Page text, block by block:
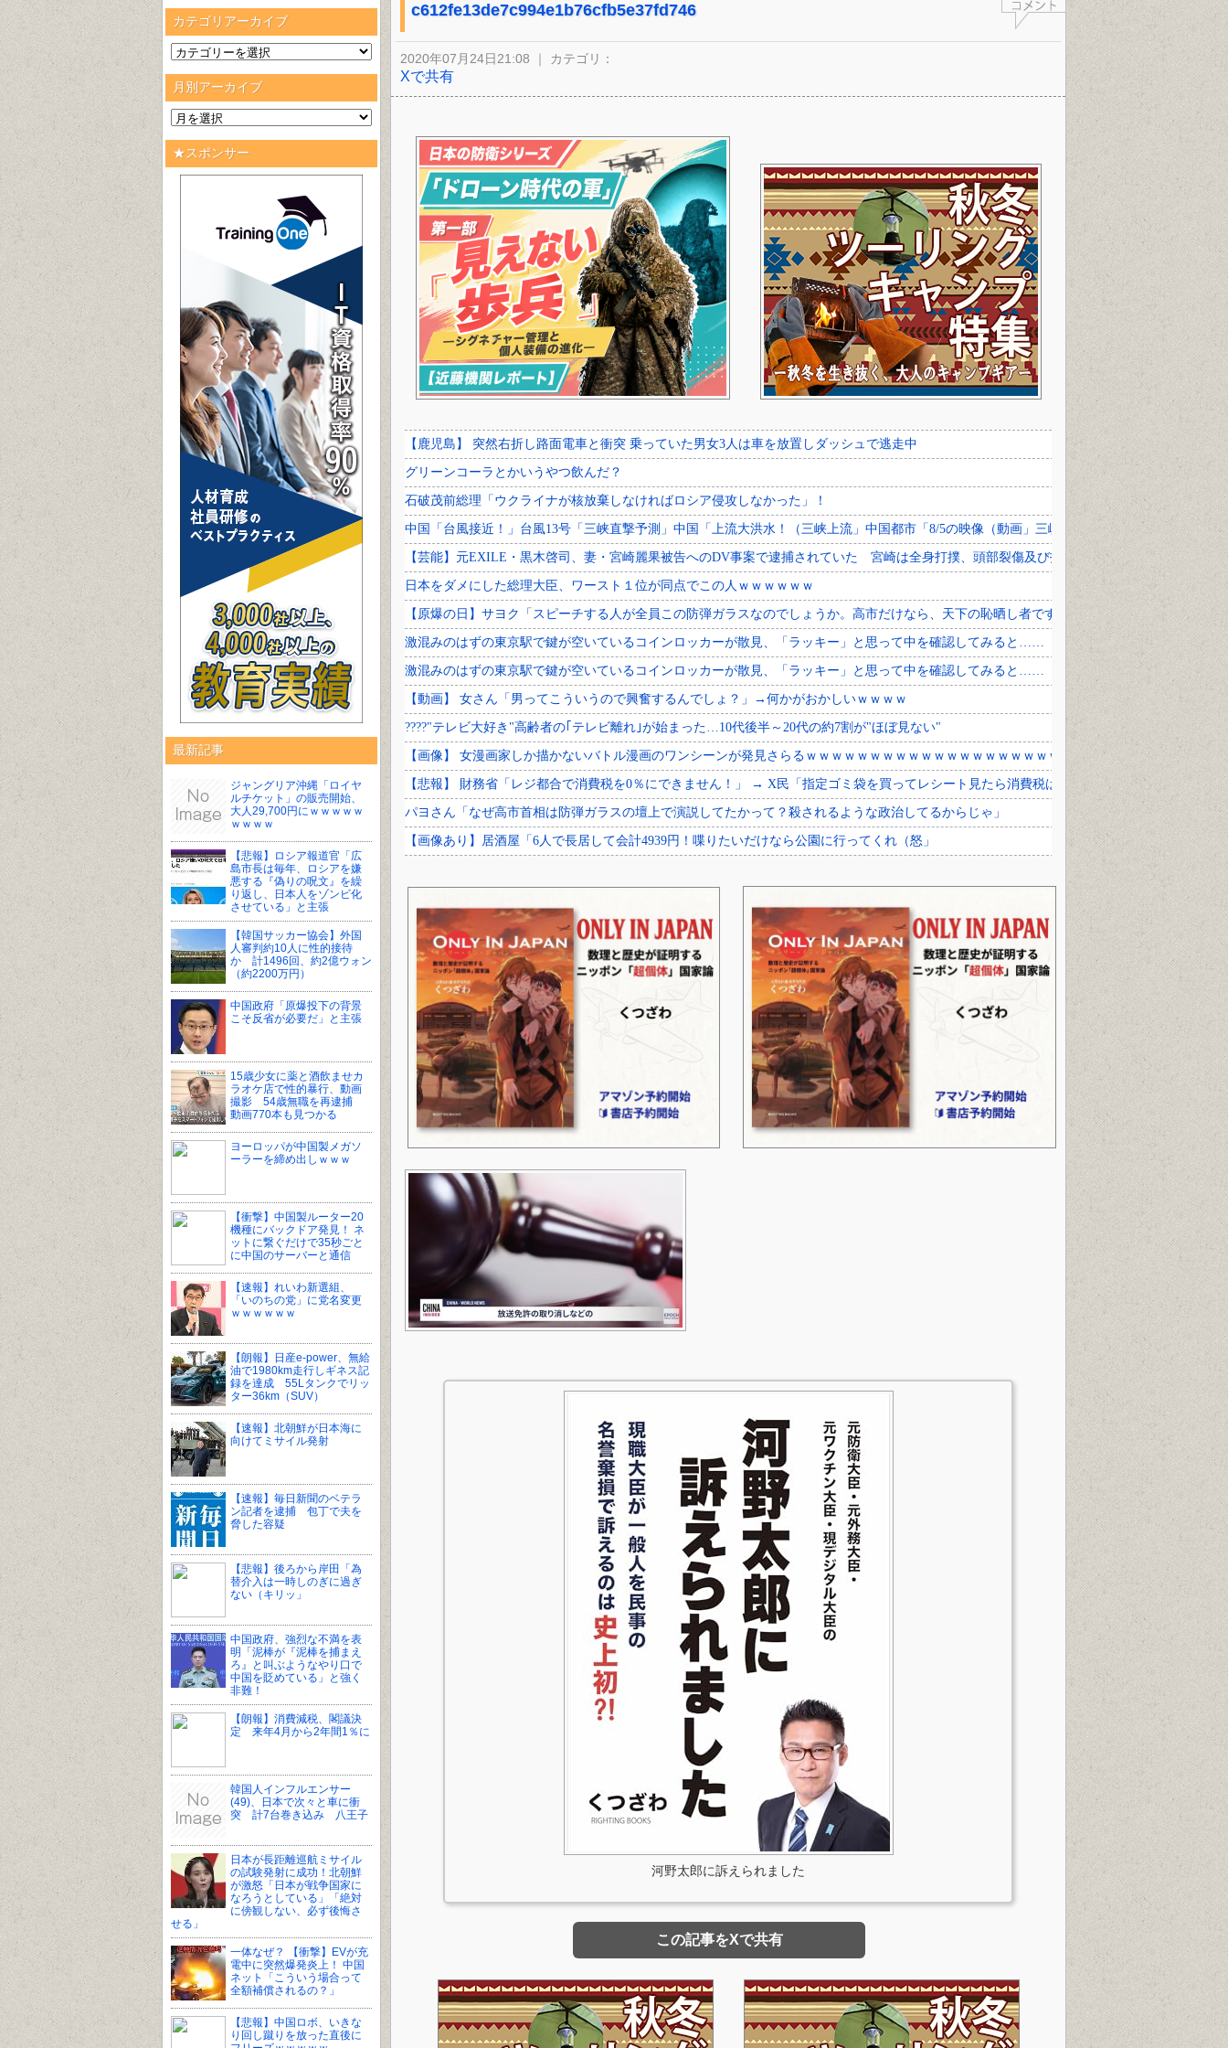
カテゴリアーカイブ
月別アーカイブ
★スポンサー
最新記事
ジャングリア沖縄「ロイヤ
ルチケット」の販売開始、
大人29,700円にｗｗｗｗｗ
ｗｗｗｗ
【悲報】ロシア報道官「広
島市長は毎年、ロシアを嫌
悪する『偽りの呪文』を繰
り返し、日本人をゾンビ化
させている」と主張
【韓国サッカー協会】外国
人審判約10人に性的接待
か 計1496回、約2億ウォン
（約2200万円）
中国政府「原爆投下の背景
こそ反省が必要だ」と主張
15歳少女に薬と酒飲ませカ
ラオケ店で性的暴行、動画
撮影 54歳無職を再逮捕
動画770本も見つかる
ヨーロッパが中国製メガソ
ーラーを締め出しｗｗｗ
【衝撃】中国製ルーター20
機種にバックドア発見！ ネ
ットに繋ぐだけで35秒ごと
に中国のサーバーと通信
【速報】れいわ新選組、
「いのちの党」に党名変更
ｗｗｗｗｗｗ
【朗報】日産e-power、無給
油で1980km走行しギネス記
録を達成 55Lタンクでリッ
ター36km（SUV）
【速報】北朝鮮が日本海に
向けてミサイル発射
【速報】毎日新聞のベテラ
ン記者を逮捕 包丁で夫を
脅した容疑
【悲報】後ろから岸田「為
替介入は一時しのぎに過ぎ
ない（キリッ」
中国政府、強烈な不満を表
明「泥棒が『泥棒を捕まえ
ろ』と叫ぶようなやり口で
中国を貶めている」と強く
非難！
【朗報】消費減税、閣議決
定 来年4月から2年間1％に
韓国人インフルエンサー
(49)、日本で次々と車に衝
突 計7台巻き込み 八王子
日本が長距離巡航ミサイル
の試験発射に成功！北朝鮮
が激怒「日本が戦争国家に
なろうとしている」「絶対
に傍観しない、必ず後悔さ
せる」
一体なぜ？ 【衝撃】EVが充
電中に突然爆発炎上！ 中国
ネット「こういう場合って
全額補償されるの？」
【悲報】中国ロボ、いきな
り回し蹴りを放った直後に
c612fe13de7c994e1b76cfb5e37fd746
2020年07月24日21:08 ｜ カテゴリ：
Xで共有
河野太郎に訴えられました
この記事をXで共有